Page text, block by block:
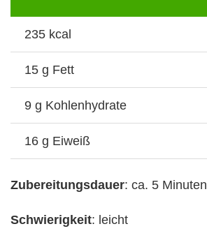
235 kcal
15 g Fett
9 g Kohlenhydrate
16 g Eiweiß
Zubereitungsdauer: ca. 5 Minuten
Schwierigkeit: leicht